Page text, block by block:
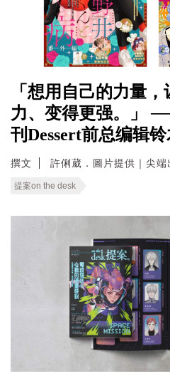
「想用自己的力量
力、变得更强。」
刊Dessert前总编辑
撰文 許俐葳．圖片提供｜尖端
提案on the desk